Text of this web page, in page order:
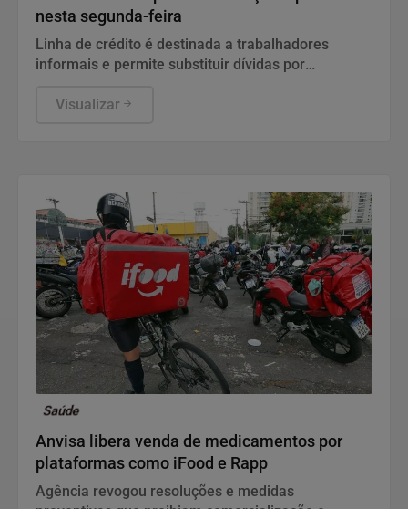
nesta segunda-feira
Linha de crédito é destinada a trabalhadores
informais e permite substituir dívidas por
Visualizar
Saúde
Anvisa libera venda de medicamentos por
plataformas como iFood e Rapp
Agência revogou resoluções e medidas